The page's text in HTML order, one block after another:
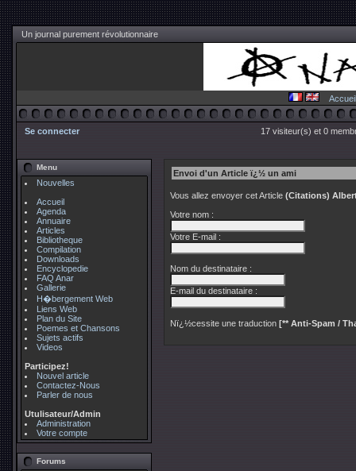
Un journal purement révolutionnaire
Accueil
Se connecter 17 visiteur(s) et 0
Menu
Nouvelles
Accueil
Agenda
Annuaire
Articles
Bibliotheque
Compilation
Downloads
Encyclopedie
FAQ Anar
Gallerie
H�bergement Web
Liens Web
Plan du Site
Poemes et Chansons
Sujets actifs
Videos
Participez!
Nouvel article
Contactez-Nous
Parler de nous
Utulisateur/Admin
Administration
Votre compte
Forums
Envoi d'un Article ï¿½ un ami
Vous allez envoyer cet Article (Citations)
Votre nom :
Votre E-mail :
Nom du destinataire :
E-mail du destinataire :
Nï¿½cessite une traduction [** Anti-Spam /